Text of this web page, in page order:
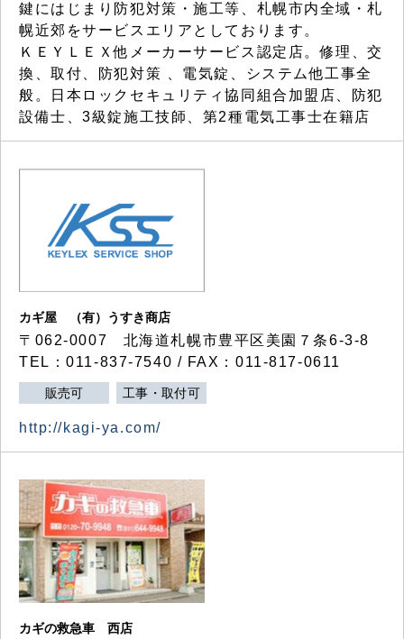
鍵にはじまり防犯対策・施工等、札幌市内全域・札
幌近郊をサービスエリアとしております。
ＫＥＹＬＥＸ他メーカーサービス認定店。修理、交
換、取付、防犯対策 、電気錠、システム他工事全
般。日本ロックセキュリティ協同組合加盟店、防犯
設備士、3級錠施工技師、第2種電気工事士在籍店
カギ屋 （有）うすき商店
〒062-0007 北海道札幌市豊平区美園７条6-3-8
TEL：011-837-7540 / FAX：011-817-0611
販売可 工事・取付可
http://kagi-ya.com/
カギの救急車 西店